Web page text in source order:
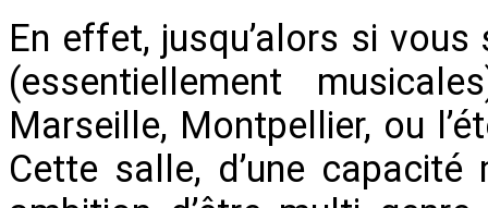
En effet, jusqu’alors si
(essentiellement
Marseille, Montpellier, ou
Cette salle, d’une